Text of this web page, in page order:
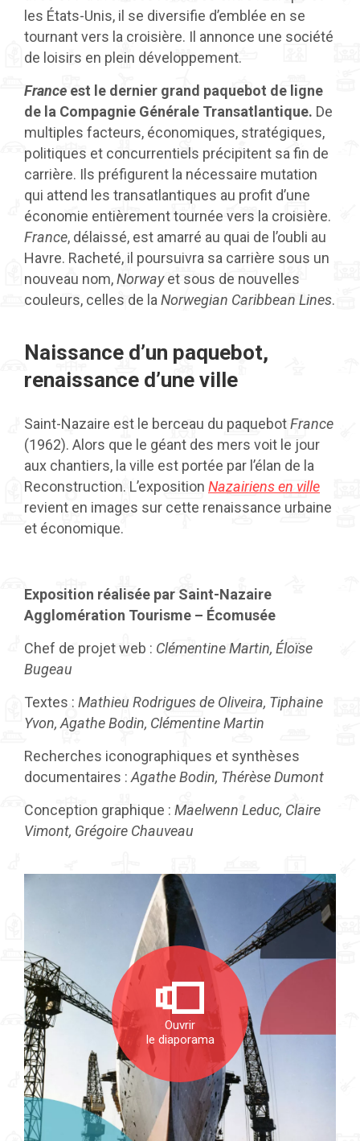
les États-Unis, il se diversifie d’emblée en se
tournant vers la croisière. Il annonce une société
de loisirs en plein développement.
France est le dernier grand paquebot de ligne
de la Compagnie Générale Transatlantique. De
multiples facteurs, économiques, stratégiques,
politiques et concurrentiels précipitent sa fin de
carrière. Ils préfigurent la nécessaire mutation
qui attend les transatlantiques au profit d’une
économie entièrement tournée vers la croisière.
France, délaissé, est amarré au quai de l’oubli au
Havre. Racheté, il poursuivra sa carrière sous un
nouveau nom,Norwayet sous de nouvelles
couleurs, celles de la Norwegian Caribbean Lines.
Naissance d’un paquebot,
renaissance d’une ville
Saint-Nazaire est le berceau du paquebotFrance
(1962). Alors que le géant des mers voit le jour
aux chantiers, la ville est portée par l’élan de la
Reconstruction. L’exposition Nazairiens en ville
revient en images sur cette renaissance urbaine
et économique.
Exposition réalisée par Saint-Nazaire
Agglomération Tourisme – Écomusée
Chef de projet web : Clémentine Martin, Éloïse
Bugeau
Textes : Mathieu Rodrigues de Oliveira, Tiphaine
Yvon, Agathe Bodin, Clémentine Martin
Recherches iconographiques et synthèses
documentaires : Agathe Bodin, Thérèse Dumont
Conception graphique : Maelwenn Leduc, Claire
Vimont, Grégoire Chauveau
Ouvrir
le diaporama